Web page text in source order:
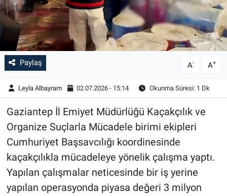
Paylaş A- A+
Leyla Albayram 02.07.2026 - 15:14 Okunma Süresi: 1 Dk
Gaziantep İl Emiyet Müdürlüğü Kaçakçılık ve
Organize Suçlarla Mücadele birimi ekipleri
Cumhuriyet Başsavcılığı koordinesinde
kaçakçılıkla mücadeleye yönelik çalışma yaptı.
Yapılan çalışmalar neticesinde bir iş yerine
yapılan operasyonda piyasa değeri 3 milyon